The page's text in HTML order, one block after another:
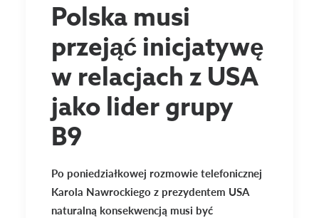
Polska musi
przejąć inicjatywę
w relacjach z USA
jako lider grupy
B9
Po poniedziałkowej rozmowie telefonicznej
Karola Nawrockiego z prezydentem USA
naturalną konsekwencją musi być